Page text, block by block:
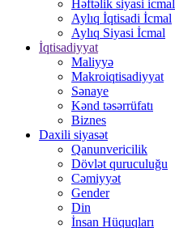
Həftəlik siyasi icmal
Aylıq İqtisadi İcmal
Aylıq Siyasi İcmal
İqtisadiyyat
Maliyyə
Makroiqtisadiyyat
Sənaye
Kənd təsərrüfatı
Biznes
Daxili siyasət
Qanunvericilik
Dövlət quruculuğu
Cəmiyyət
Gender
Din
İnsan Hüquqları